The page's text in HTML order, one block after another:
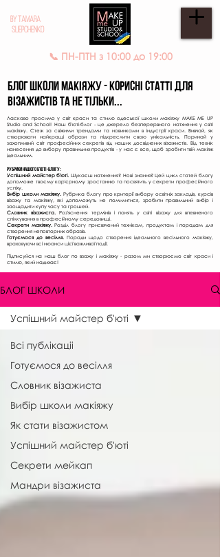
BY TAMARA
SLIEPCHENKO
📞 ПН-ПТН з 10:00 до 19:00
Блог школи МАКІЯЖУ - КОРИСНІ СТАТТІ для
ВІЗАЖИСТІВ ТА НЕ ТІЛЬКИ...
Ласкаво просимо у світ краси та стилю одеської школи макіяжу MAKE ME UP
Studio and School! Наш б'юті-блог - це джерело безперервного натхнення у світі
макіяжу. Стеж за свіжими трендами та новинками в індустрії краси. Вивчай, як
створювати найкращі образи та підкреслити свою унікальність. Поринай у
захопливий світ професійних секретів від наших досвідчених візажистів. Від технік
нанесення до вибору правильних продуктів - у нас є все, щоб зробити твій макіяж
ідеальним.
Рубрики нашого б'юті-блогу:
Успішний майстер б'юті. Шукаєш натхнення? Нові знання? Цей цикл статей блогу
допоможе твоєму кар'єрному зростанню та посвятить у секрети професійного
успіху.
Вибір школи макіяжу.Рубрика блогу про критерії вибору освітніх закладів, курсів
візажу та макіяжу, які допоможуть не помилитися, зробити правильний вибір і
заощадити купу часу та грошей.
Словник візажиста. Роз'яснення термінів і понять у світі візажу для впевненого
спілкування в професійному середовищі.
Секрети макіяжу.Розділ блогу присвячений технікам, продуктам і порадам для
створення неповторних образів.
Готуємося до весілля. Поради щодо створення ідеального весільного макіяжу,
враховуючи всі нюанси цієї важливої події.
Підписуйся на наш блог по взажу і макіяжу - разом ми створюємо світ краси і
стилю, який надихає!
БЛОГ ШКОЛИ
Всі публікаціі
Готуємося до весілля
Словник візажиста
Вибір школи макіяжу
Як стати візажистом
Успішний майстер б'юті
Секрети мейкап
Мандри візажиста
Успішний майстер б'юті